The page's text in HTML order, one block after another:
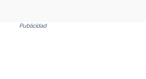
Publicidad